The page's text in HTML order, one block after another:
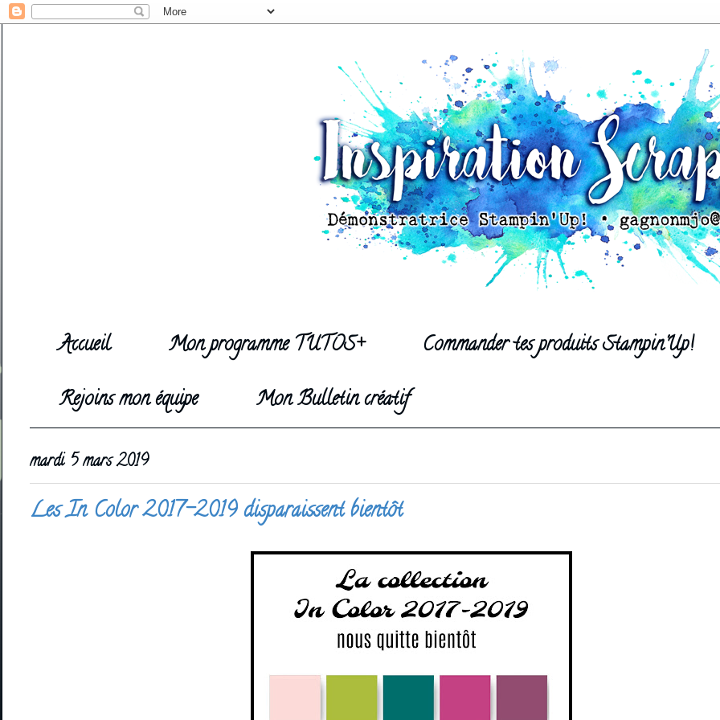
Accueil Mon programme TUTOS+
Commander tes produits Stampin'Up!
Rejoins mon équipe
Mon Bulletin créatif
mardi 5 mars 2019
Les In Color 2017-2019 disparaissent bientôt